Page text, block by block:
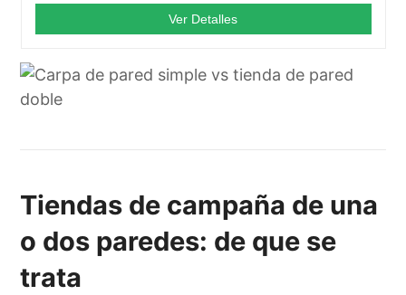
Ver Detalles
Tiendas de campaña de una
o dos paredes: de que se
trata